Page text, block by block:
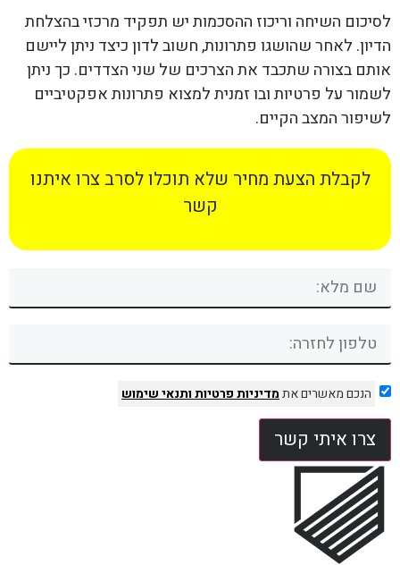
לסיכום השיחה וריכוז ההסכמות יש תפקיד מרכזי בהצלחת
הדיון. לאחר שהושגו פתרונות, חשוב לדון כיצד ניתן ליישם
אותם בצורה שתכבד את הצרכים של שני הצדדים. כך ניתן
לשמור על פרטיות ובו זמנית למצוא פתרונות אפקטיביים
לשיפור המצב הקיים.
לקבלת הצעת מחיר שלא תוכלו לסרב צרו איתנו
קשר
הנכם מאשרים אתמדיניות פרטיותותנאי שימוש
צרו איתי קשר